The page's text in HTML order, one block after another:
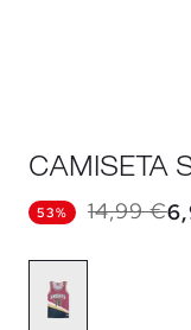
CAMISETA
53% 14,99 €